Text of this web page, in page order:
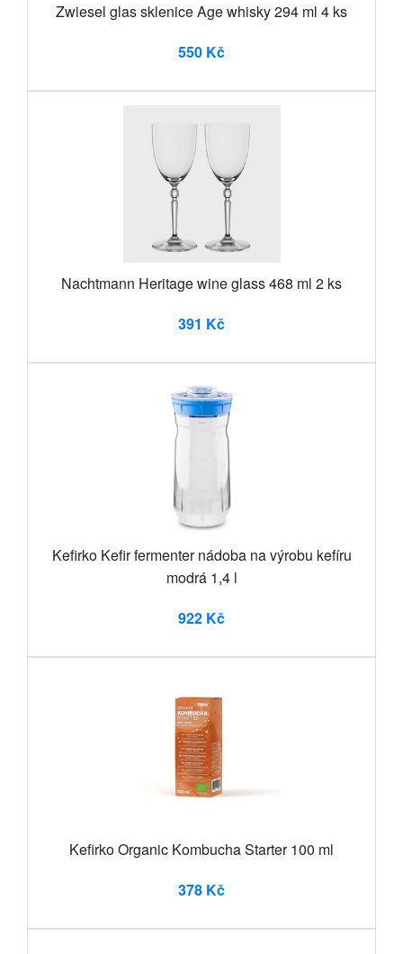
Zwiesel glas sklenice Age whisky 294 ml 4 ks
550 Kč
Nachtmann Heritage wine glass 468 ml 2 ks
391 Kč
Kefirko Kefir fermenter nádoba na výrobu kefíru
modrá 1,4 l
922 Kč
Kefirko Organic Kombucha Starter 100 ml
378 Kč